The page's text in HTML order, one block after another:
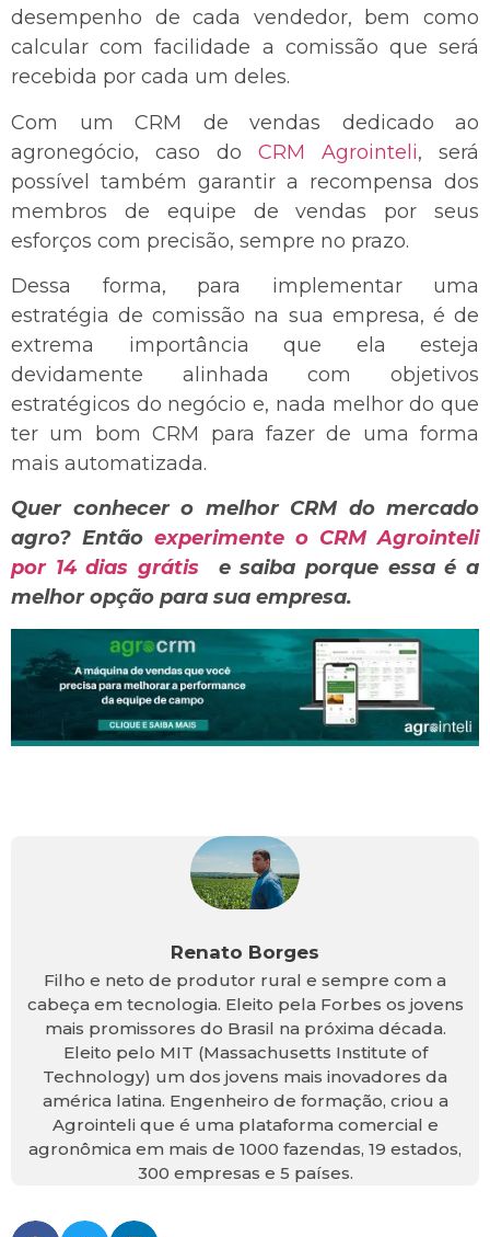
desempenho de cada vendedor, bem como
calcular com facilidade a comissão que será
recebida por cada um deles.
Com um CRM de vendas dedicado ao
agronegócio, caso do CRM Agrointeli, será
possível também garantir a recompensa dos
membros de equipe de vendas por seus
esforços com precisão, sempre no prazo.
Dessa forma, para implementar uma
estratégia de comissão na sua empresa, é de
extrema importância que ela esteja
devidamente alinhada com objetivos
estratégicos do negócio e, nada melhor do que
ter um bom CRM para fazer de uma forma
mais automatizada.
Quer conhecer o melhor CRM do mercado
agro? Então experimente o CRM Agrointeli
por 14 dias grátis e saiba porque essa é a
melhor opção para sua empresa.
Renato Borges
Filho e neto de produtor rural e sempre com a
cabeça em tecnologia. Eleito pela Forbes os jovens
mais promissores do Brasil na próxima década.
Eleito pelo MIT (Massachusetts Institute of
Technology) um dos jovens mais inovadores da
américa latina. Engenheiro de formação, criou a
Agrointeli que é uma plataforma comercial e
agronômica em mais de 1000 fazendas, 19 estados,
300 empresas e 5 países.